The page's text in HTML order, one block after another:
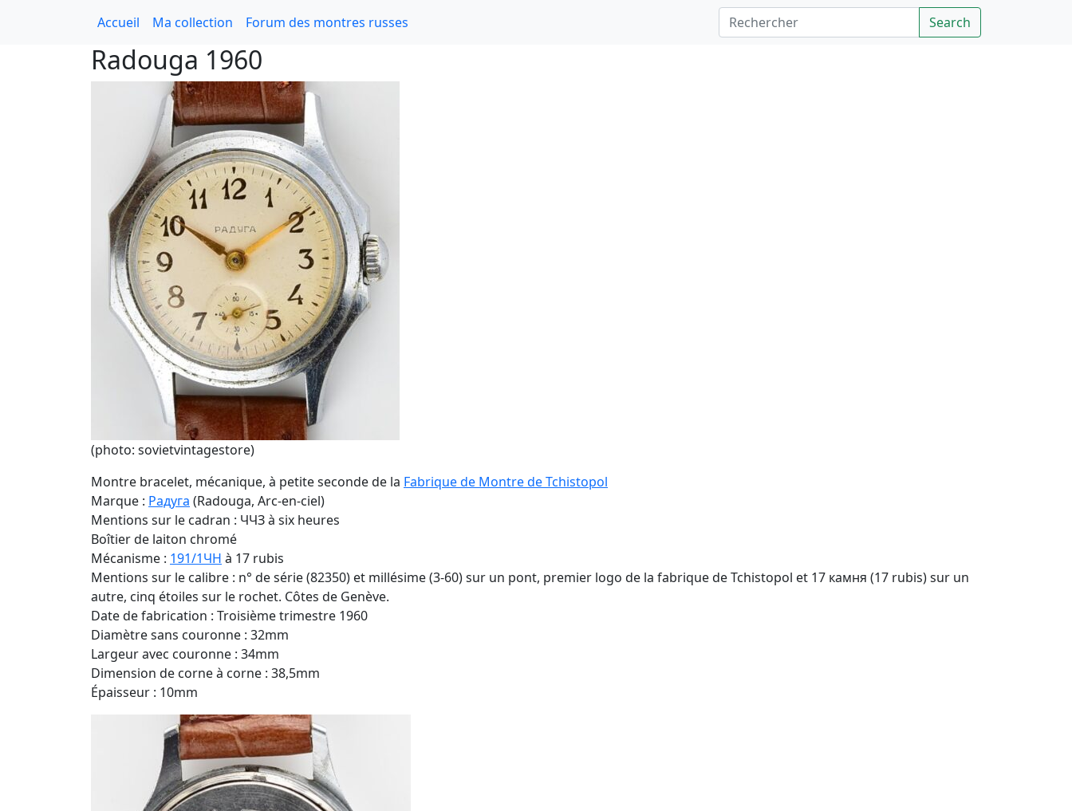
Accueil Ma collection Forum des montres russes Rechercher
Search
Radouga 1960
(photo: sovietvintagestore)
Montre bracelet, mécanique, à petite seconde de la Fabrique de Montre de Tchistopol
Marque : Радуга (Radouga, Arc-en-ciel)
Mentions sur le cadran : ЧЧЗ à six heures
Boîtier de laiton chromé
Mécanisme : 191/1ЧН à 17 rubis
Mentions sur le calibre : n° de série (82350) et millésime (3-60) sur un pont, premier logo de la fabrique de Tchistopol et 17 камня (17 rubis) sur un
autre, cinq étoiles sur le rochet. Côtes de Genève.
Date de fabrication : Troisième trimestre 1960
Diamètre sans couronne : 32mm
Largeur avec couronne : 34mm
Dimension de corne à corne : 38,5mm
Épaisseur : 10mm